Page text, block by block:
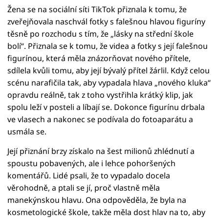
Žena se na sociální síti TikTok přiznala k tomu, že
zveřejňovala naschvál fotky s falešnou hlavou figuríny
těsně po rozchodu s tím, že „lásky na střední škole
bolí“. Přiznala se k tomu, že videa a fotky s její falešnou
figurínou, která měla znázorňovat nového přítele,
sdílela kvůli tomu, aby její bývalý přítel žárlil. Když celou
scénu narafičila tak, aby vypadala hlava „nového kluka“
opravdu reálně, tak z toho vystřihla krátký klip, jak
spolu leží v posteli a líbají se. Dokonce figurínu drbala
ve vlasech a nakonec se podívala do fotoaparátu a
usmála se.
Její přiznání brzy získalo na šest milionů zhlédnutí a
spoustu pobavených, ale i lehce pohoršených
komentářů. Lidé psali, že to vypadalo docela
věrohodně, a ptali se jí, proč vlastně měla
manekýnskou hlavu. Ona odpověděla, že byla na
kosmetologické škole, takže měla dost hlav na to, aby